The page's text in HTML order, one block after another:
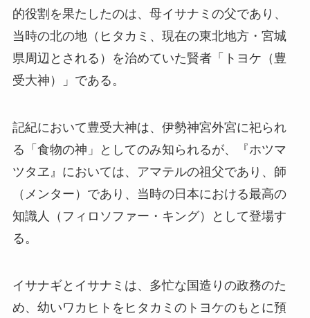
的役割を果たしたのは、母イサナミの父であり、
当時の北の地（ヒタカミ、現在の東北地方・宮城
県周辺とされる）を治めていた賢者「トヨケ（豊
受大神）」である。
記紀において豊受大神は、伊勢神宮外宮に祀られ
る「食物の神」としてのみ知られるが、『ホツマ
ツタヱ』においては、アマテルの祖父であり、師
（メンター）であり、当時の日本における最高の
知識人（フィロソファー・キング）として登場す
る。
イサナギとイサナミは、多忙な国造りの政務のた
め、幼いワカヒトをヒタカミのトヨケのもとに預